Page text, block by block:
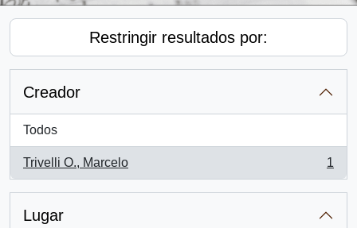
Restringir resultados por:
Creador
Todos
Trivelli O., Marcelo
, 1 resultados
1
Lugar